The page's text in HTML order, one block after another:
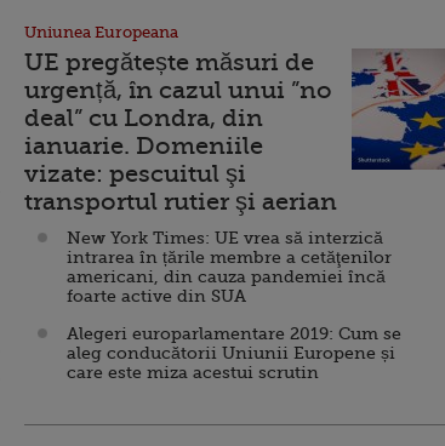
Uniunea Europeana
UE pregătește măsuri de
urgență, în cazul unui ”no
deal” cu Londra, din
ianuarie. Domeniile
vizate: pescuitul şi
transportul rutier şi aerian
New York Times: UE vrea să interzică
intrarea în țările membre a cetăţenilor
americani, din cauza pandemiei încă
foarte active din SUA
Alegeri europarlamentare 2019: Cum se
aleg conducătorii Uniunii Europene și
care este miza acestui scrutin